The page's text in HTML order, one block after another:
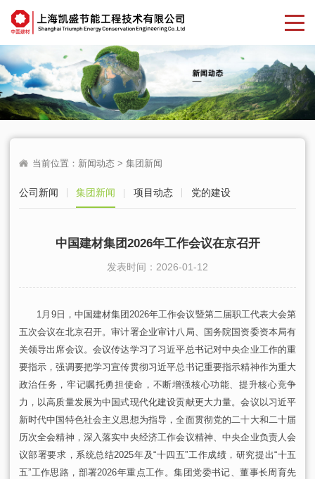
当前位置： 新闻动态> 集团新闻
公司新闻 集团新闻 项目动态 党的建设
中国建材集团2026年工作会议在京召开
发表时间：2026-01-12
1月9日，中国建材集团2026年工作会议暨第二届职工代表大会第
五次会议在北京召开。审计署企业审计八局、国务院国资委资本局有
关领导出席会议。会议传达学习了习近平总书记对中央企业工作的重
要指示，强调要把学习宣传贯彻习近平总书记重要指示精神作为重大
政治任务，牢记嘱托勇担使命，不断增强核心功能、提升核心竞争
力，以高质量发展为中国式现代化建设贡献更大力量。会议以习近平
新时代中国特色社会主义思想为指导，全面贯彻党的二十大和二十届
历次全会精神，深入落实中央经济工作会议精神、中央企业负责人会
议部署要求，系统总结2025年及“十四五”工作成绩，研究提出“十五
五”工作思路，部署2026年重点工作。集团党委书记、董事长周育先